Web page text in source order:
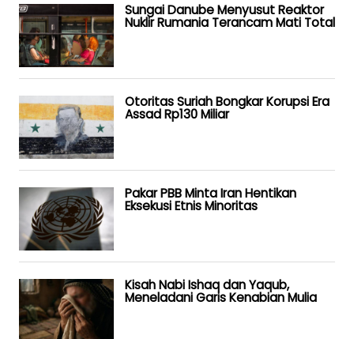
Sungai Danube Menyusut Reaktor
Nuklir Rumania Terancam Mati Total
Otoritas Suriah Bongkar Korupsi Era
Assad Rp130 Miliar
Pakar PBB Minta Iran Hentikan
Eksekusi Etnis Minoritas
Kisah Nabi Ishaq dan Yaqub,
Meneladani Garis Kenabian Mulia